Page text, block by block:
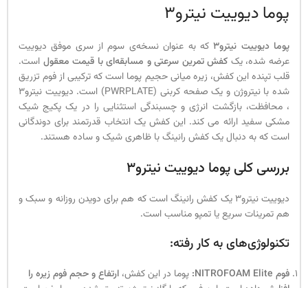
پوما دیوییت نیترو3
پوما دیوییت نیترو3
که به عنوان نسخه‌ی سوم از سری موفق دیوییت
عرضه شده، یک کفش تمرین سرعتی و مسابقه‌ای با قیمت معقول است.
قلب تپنده این کفش، زیره میانی حجیم پوما است که ترکیبی از فوم تزریق
شده با نیتروژن و یک صفحه کربنی (PWRPLATE) است. دیوییت نیترو۳
، محافظت، بازگشت انرژی و چسبندگی استثنایی را در یک پکیج شیک
مشکی سفید ارائه می کند. این کفش یک انتخاب قدرتمند برای دوندگانی
است که به دنبال یک کفش رانینگ با ظاهری شیک و ساده هستند.
بررسی کلی پوما دیوییت نیترو3
دیوییت نیترو3 یک کفش رانینگ است که هم برای دویدن روزانه و سبک و
هم تمرینات سریع یا تمپو مناسب است.
تکنولوژی‌های به کار رفته:
فوم NITROFOAM Elite: پوما در این کفش، ارتفاع و حجم فوم زیره را